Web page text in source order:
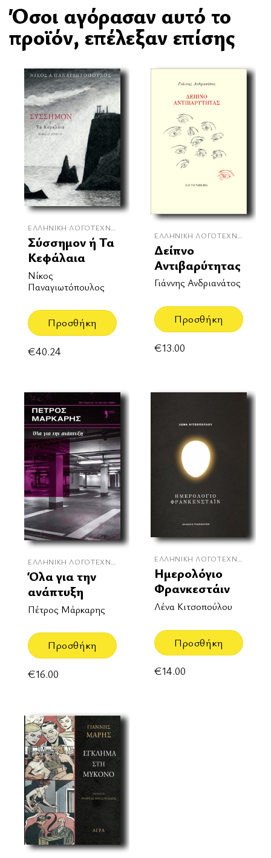
Όσοι αγόρασαν αυτό το
προϊόν, επέλεξαν επίσης
ΕΛΛΗΝΙΚΉ ΛΟΓΟΤΕΧΝΊΑ
Σύσσημον ή Τα
Κεφάλαια
Νίκος
Παναγιωτόπουλος
Προσθήκη
€40.24
ΕΛΛΗΝΙΚΉ ΛΟΓΟΤΕΧΝΊΑ
Δείπνο
Αντιβαρύτητας
Γιάννης Ανδριανάτος
Προσθήκη
€13.00
ΕΛΛΗΝΙΚΉ ΛΟΓΟΤΕΧΝΊΑ
Όλα για την
ανάπτυξη
Πέτρος Μάρκαρης
Προσθήκη
€16.00
ΕΛΛΗΝΙΚΉ ΛΟΓΟΤΕΧΝΊΑ
Ημερολόγιο
Φρανκεστάιν
Λένα Κιτσοπούλου
Προσθήκη
€14.00